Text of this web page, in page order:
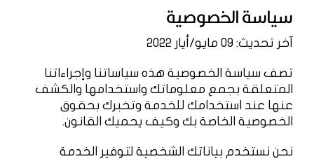
سياسة الخصوصية
آخر تحديث: 09 مايو/أيار 2022
تصف سياسة الخصوصية هذه سياساتنا وإجراءاتنا
المتعلقة بجمع معلوماتك واستخدامها والكشف
عنها عند استخدامك للخدمة وتخبرك بحقوق
الخصوصية الخاصة بك وكيف يحميك القانون.
نحن نستخدم بياناتك الشخصية لتوفير الخدمة